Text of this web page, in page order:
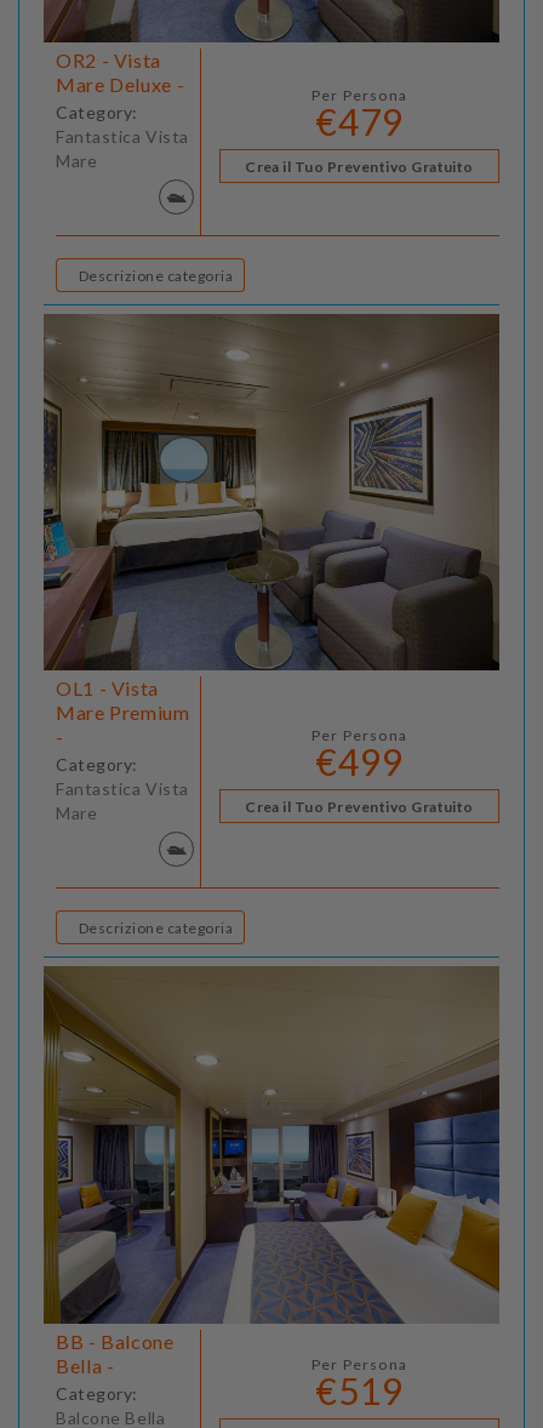
OR2 - Vista
Mare Deluxe -
Category:
Fantastica Vista
Mare
Per Persona
€479
Crea il Tuo Preventivo Gratuito
Descrizione categoria
OL1 - Vista
Mare Premium
-
Category:
Fantastica Vista
Mare
Per Persona
€499
Crea il Tuo Preventivo Gratuito
Descrizione categoria
BB - Balcone
Bella -
Category:
Balcone Bella
Per Persona
€519